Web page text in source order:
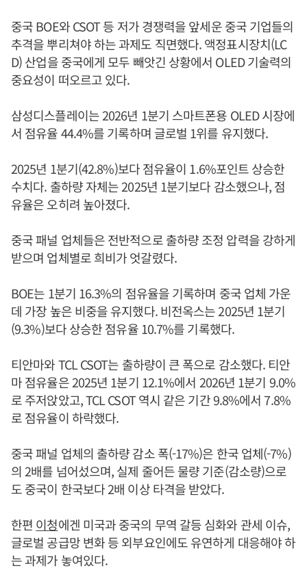
중국 BOE와 CSOT 등 저가 경쟁력을 앞세운 중국 기업들의
추격을 뿌리쳐야 하는 과제도 직면했다. 액정표시장치(LC
D) 산업을 중국에게 모두 빼앗긴 상황에서 OLED 기술력의
중요성이 떠오르고 있다.
삼성디스플레이는 2026년 1분기 스마트폰용 OLED 시장에
서 점유율 44.4%를 기록하며 글로벌 1위를 유지했다.
2025년 1분기(42.8%)보다 점유율이 1.6%포인트 상승한
수치다. 출하량 자체는 2025년 1분기보다 감소했으나, 점
유율은 오히려 높아졌다.
중국 패널 업체들은 전반적으로 출하량 조정 압력을 강하게
받으며 업체별로 희비가 엇갈렸다.
BOE는 1분기 16.3%의 점유율을 기록하며 중국 업체 가운
데 가장 높은 비중을 유지했다. 비전옥스는 2025년 1분기
(9.3%)보다 상승한 점유율 10.7%를 기록했다.
티안마와 TCL CSOT는 출하량이 큰 폭으로 감소했다. 티안
마 점유율은 2025년 1분기 12.1%에서 2026년 1분기 9.0%
로 주저앉았고, TCL CSOT 역시 같은 기간 9.8%에서 7.8%
로 점유율이 하락했다.
중국 패널 업체의 출하량 감소 폭(-17%)은 한국 업체(-7%)
의 2배를 넘어섰으며, 실제 줄어든 물량 기준(감소량)으로
도 중국이 한국보다 2배 이상 타격을 받았다.
한편 이청에겐 미국과 중국의 무역 갈등 심화와 관세 이슈,
글로벌 공급망 변화 등 외부요인에도 유연하게 대응해야 하
는 과제가 놓여있다.